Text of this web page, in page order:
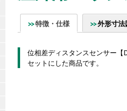
特徴・仕様 外形寸法
位相差ディスタンスセンサー【
セットにした商品です。